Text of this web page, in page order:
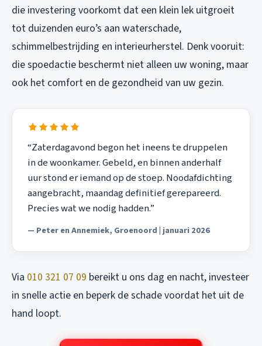
die investering voorkomt dat een klein lek uitgroeit
tot duizenden euro’s aan waterschade,
schimmelbestrijding en interieurherstel. Denk vooruit:
die spoedactie beschermt niet alleen uw woning, maar
ook het comfort en de gezondheid van uw gezin.
“Zaterdagavond begon het ineens te druppelen
in de woonkamer. Gebeld, en binnen anderhalf
uur stond er iemand op de stoep. Noodafdichting
aangebracht, maandag definitief gerepareerd.
Precies wat we nodig hadden.”
— Peter en Annemiek, Groenoord | januari 2026
Via 010 321 07 09 bereikt u ons dag en nacht, investeer
in snelle actie en beperk de schade voordat het uit de
hand loopt.